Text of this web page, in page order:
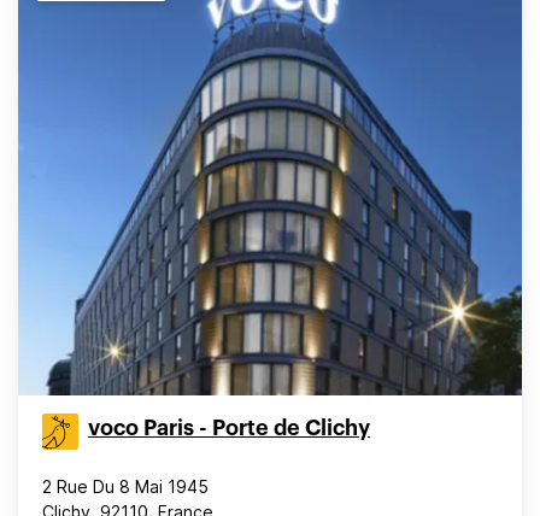
voco Paris - Porte de Clichy
2 Rue Du 8 Mai 1945
Clichy, 92110, France